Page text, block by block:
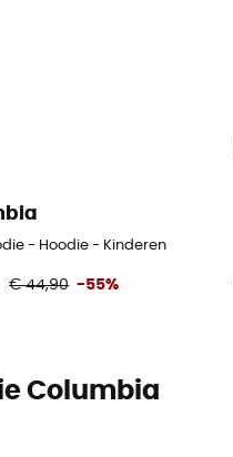
- Hoodie - Kinderen
€ 44,90 -55%
Columbia